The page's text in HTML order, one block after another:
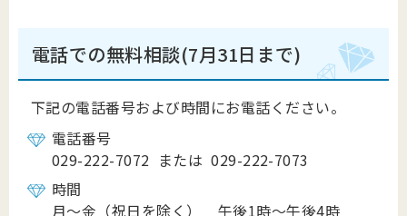
電話での無料相談(7月31日まで)
下記の電話番号および時間にお電話ください。
電話番号
029-222-7072 または 029-222-7073
時間
月～金（祝日を除く） 午後1時～午後4時